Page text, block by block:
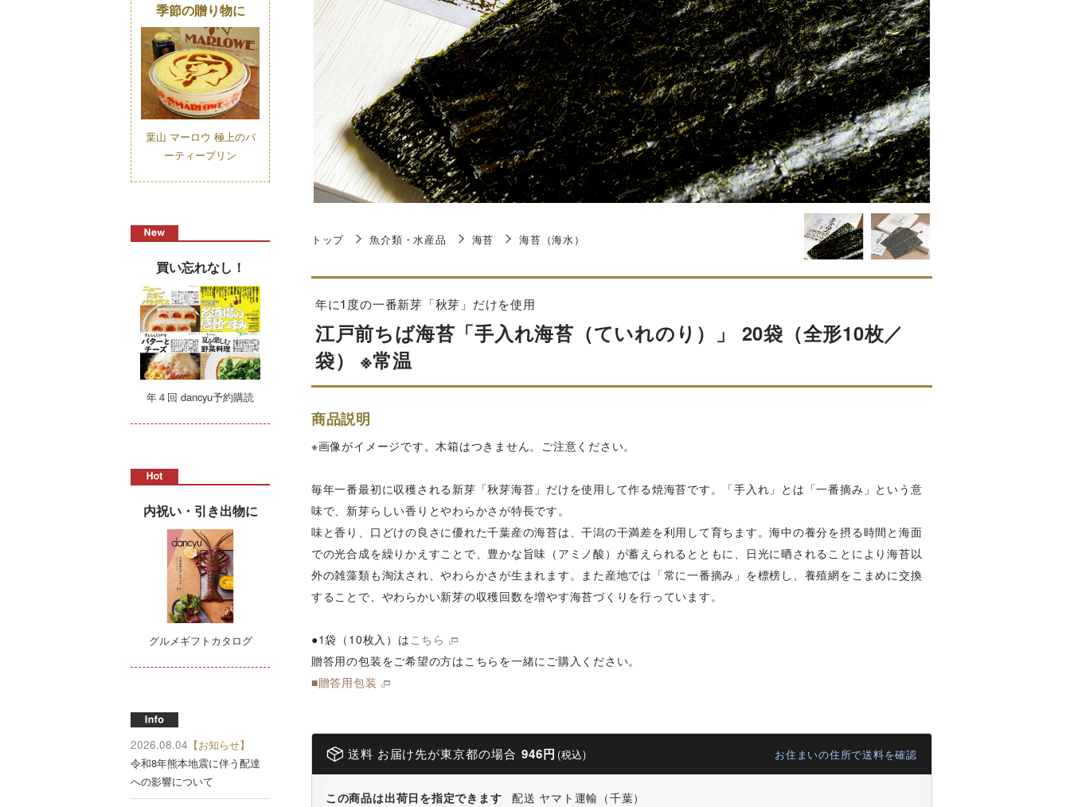
トップ 魚介類・水産品 海苔 海苔（海水）
年に1度の一番新芽「秋芽」だけを使用
江戸前ちば海苔「手入れ海苔（ていれのり）」 20袋（全形10枚／
袋） ※常温
商品説明
※画像がイメージです。木箱はつきません。ご注意ください。
毎年一番最初に収穫される新芽「秋芽海苔」だけを使用して作る焼海苔です。「手入れ」とは「一番摘み」という意
味で、新芽らしい香りとやわらかさが特長です。
味と香り、口どけの良さに優れた千葉産の海苔は、干潟の干満差を利用して育ちます。海中の養分を摂る時間と海面
での光合成を繰りかえすことで、豊かな旨味（アミノ酸）が蓄えられるとともに、日光に晒されることにより海苔以
外の雑藻類も淘汰され、やわらかさが生まれます。また産地では「常に一番摘み」を標榜し、養殖網をこまめに交換
することで、やわらかい新芽の収穫回数を増やす海苔づくりを行っています。
●1袋（10枚入）は こちら
贈答用の包装をご希望の方はこちらを一緒にご購入ください。
■贈答用包装
送料 お届け先が東京都の場合 946円 (税込) お住まいの住所で送料を確認
この商品は出荷日を指定できます 配送 ヤマト運輸（千葉）
季節の贈り物に
葉山 マーロウ 極上のパ
ーティープリン
買い忘れなし！
年４回 dancyu予約購読
内祝い・引き出物に
グルメギフトカタログ
2026.08.04 【お知らせ】
令和8年熊本地震に伴う配達
への影響について